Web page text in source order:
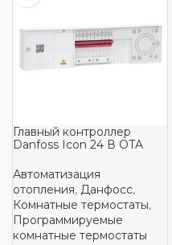
Главный контроллер
Danfoss Icon 24 В OTA
Автоматизация
отопления, Данфосс,
Комнатные термостаты,
Программируемые
комнатные термостаты